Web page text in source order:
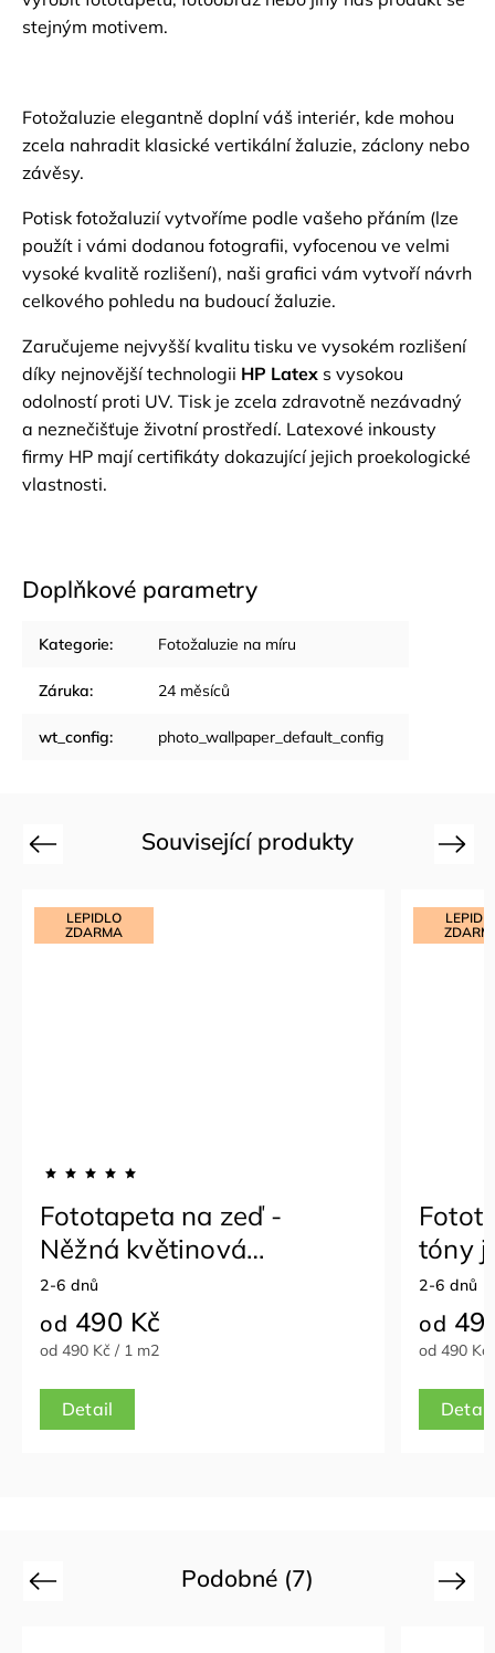
stejným motivem.
Fotožaluzie elegantně doplní váš interiér, kde mohou
zcela nahradit klasické vertikální žaluzie, záclony nebo
závěsy.
Potisk fotožaluzií vytvoříme podle vašeho přáním (lze
použít i vámi dodanou fotografii, vyfocenou ve velmi
vysoké kvalitě rozlišení), naši grafici vám vytvoří návrh
celkového pohledu na budoucí žaluzie.
Zaručujeme nejvyšší kvalitu tisku ve vysokém rozlišení
díky nejnovější technologii HP Latex s vysokou
odolností proti UV. Tisk je zcela zdravotně nezávadný
a neznečišťuje životní prostředí. Latexové inkousty
firmy HP mají certifikáty dokazující jejich proekologické
vlastnosti.
Doplňkové parametry
Kategorie: Fotožaluzie na míru
Záruka: 24 měsíců
wt_config: photo_wallpaper_default_config
Související produkty
Previous
LEPIDLO
ZDARMA
Fototapeta na zeď -
Něžná květinová
harmonie
2-6 dnů
od 490 Kč
od 490 Kč / 1 m2
Detail
tóny
2-6 dnů
od
od 490 Kč
Detail
Next
Podobné (7)
Previous Next